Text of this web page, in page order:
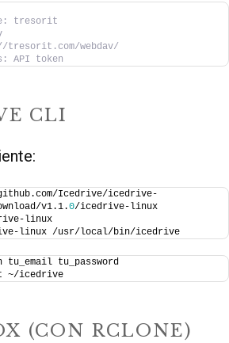
tresorit
tresorit.com/webdav/
API token
CLI
Icedrive/icedrive-
v1.1.0/icedrive-linux
linux
linux /usr/local/bin/icedrive
tu_password
~/icedrive
(CON RCLONE)